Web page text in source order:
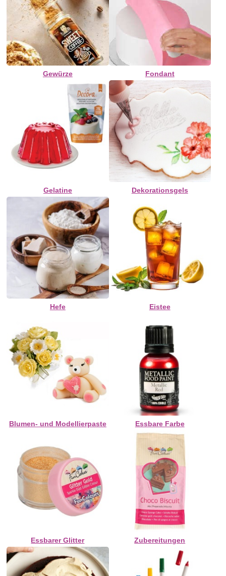
Gewürze Fondant
Gelatine Dekorationsgels
Hefe Eistee
Blumen- und Modellierpaste Essbare Farbe
Essbarer Glitter Zubereitungen